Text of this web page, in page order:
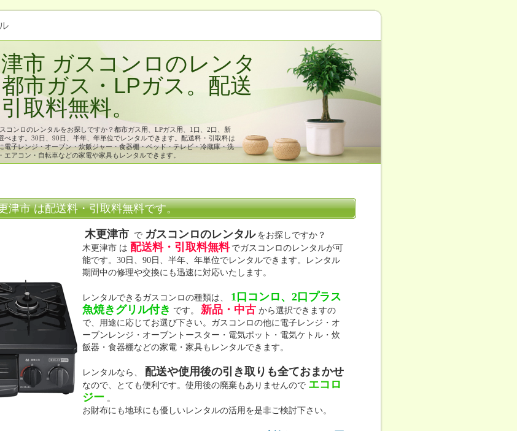
市 ガスコンロのレンタ
市ガス・LPガス。配送
取料無料。
コンロのレンタルをお探しですか？都市ガス用、LPガス用、1口、2口、新
べます。30日、90日、半年、年単位でレンタルできます。配送料・引取料は
電子レンジ・オーブン・炊飯ジャー・食器棚・ベッド・テレビ・冷蔵庫・洗
エアコン・自転車などの家電や家具もレンタルできます。
津市 は配送料・引取料無料です。
木更津市 で ガスコンロのレンタル をお探しですか？
木更津市 は 配送料・引取料無料 でガスコンロのレンタルが可
能です。30日、90日、半年、年単位でレンタルできます。レンタル
期間中の修理や交換にも迅速に対応いたします。
レンタルできるガスコンロの種類は、
1口コンロ、2口プラス
魚焼きグリル付き です。 新品・中古 から選択できますの
で、用途に応じてお選び下さい。ガスコンロの他に電子レンジ・オ
ーブンレンジ・オーブントースター・電気ポット・電気ケトル・炊
飯器・食器棚などの家電・家具もレンタルできます。
レンタルなら、 配送や使用後の引き取りも全ておまかせ
なので、とても便利です。使用後の廃棄もありませんので エコロ
ジー 。
お財布にも地球にも優しいレンタルの活用を是非ご検討下さい。